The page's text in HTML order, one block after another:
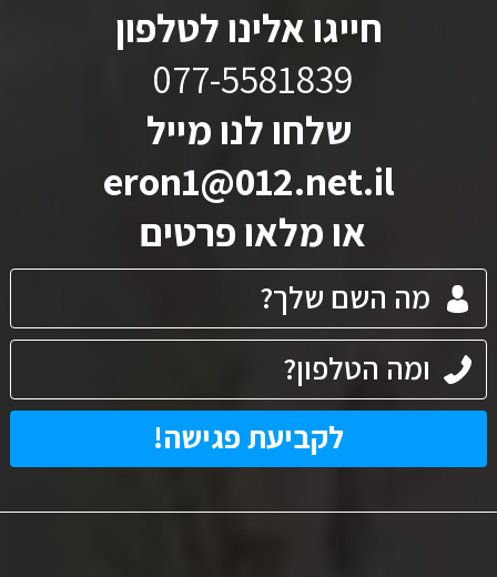
חייגו אלינו לטלפון
077-5581839
שלחו לנו מייל
eron1@012.net.il
או מלאו פרטים